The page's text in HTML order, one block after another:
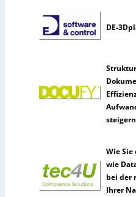
DE-
steigern
Wie Sie
wie
bei der
Ihrer